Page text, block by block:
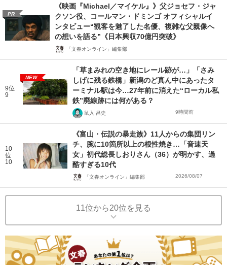
PR
《映画『Michael／マイケル』》父ジョセフ・ジャ
クソン役、コールマン・ドミンゴ オフィシャルイ
ンタビュー“観客を魅了した名優、複雑な父親像へ
の想いを語る”《日本興収70億円突破》
「文春オンライン」編集部
9位
9
NEW
「草まみれの空き地にレール跡が…」「さみ
しげに残る鉄橋」新潟のど真ん中にあったタ
ーミナル駅は今…27年前に消えた“ローカル私
鉄”廃線跡には何がある？
鼠入 昌史 9時間前
10
位
10
《富山・伝説の暴走族》11人からの集団リン
チ、腕に10箇所以上の根性焼き…「音速天
女」初代総長しおりさん（36）が明かす、過
酷すぎる10代
「文春オンライン」編集部 2026/08/07
11位から20位を見る